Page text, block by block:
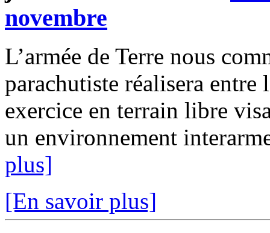
novembre
L’armée de Terre nous
parachutiste réalisera
exercice en terrain libre
un environnement
plus]
[En savoir plus]